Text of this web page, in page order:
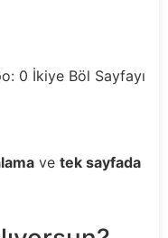
0 İkiye Böl Sayfayı
ve tek sayfada